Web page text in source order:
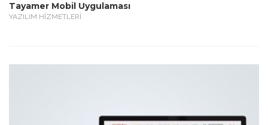
Tayamer Mobil Uygulaması
YAZILIM HİZMETLERİ